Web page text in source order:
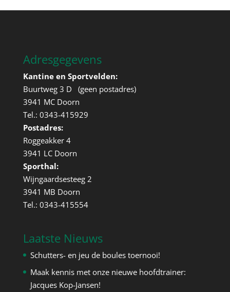
Adresgegevens
Kantine en Sportvelden:
Buurtweg 3 D (geen postadres)
3941 MC Doorn
Tel.: 0343-415929
Postadres:
Roggeakker 4
3941 LC Doorn
Sporthal:
Wijngaardsesteeg 2
3941 MB Doorn
Tel.: 0343-415554
Laatste Nieuws
Schutters- en jeu de boules toernooi!
Maak kennis met onze nieuwe hoofdtrainer:
Jacques Kop-Jansen!